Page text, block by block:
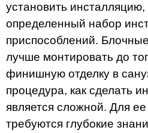
установить инсталляцию,
определенный набор
приспособлений.
лучше монтировать до
финишную отделку в
процедура, как сделать
является сложной. Для
требуются глубокие